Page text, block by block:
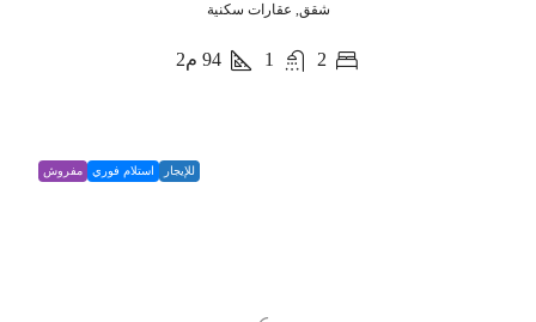
شقق, عقارات سكنية
2
1
94 م2
للإيجار استلام فوري مفروش